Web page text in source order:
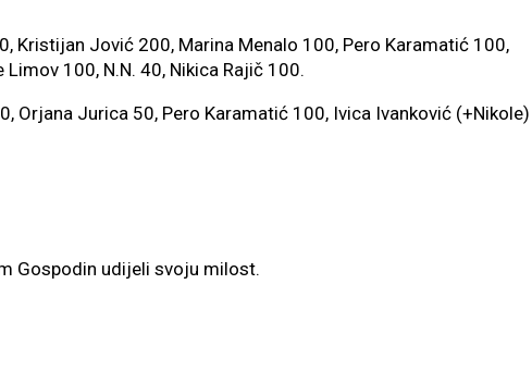
Kristijan Jović 200, Marina Menalo 100, Pero Karamatić 100,
100, N.N. 40, Nikica Rajič 100.
Orjana Jurica 50, Pero Karamatić 100, Ivica Ivanković (+Nikole)
Gospodin udijeli svoju milost.